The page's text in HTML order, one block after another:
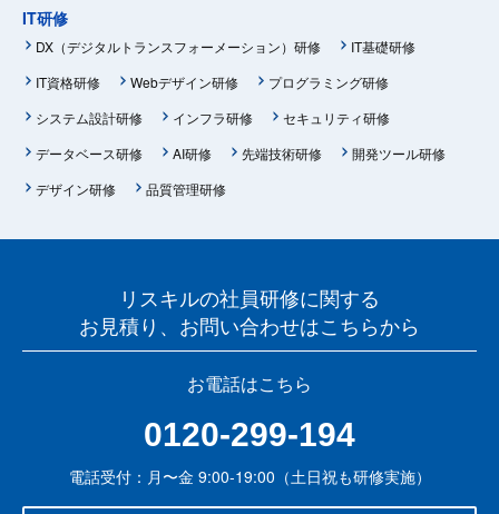
IT研修
DX（デジタルトランスフォーメーション）研修
IT基礎研修
IT資格研修
Webデザイン研修
プログラミング研修
システム設計研修
インフラ研修
セキュリティ研修
データベース研修
AI研修 先端技術研修
開発ツール研修
デザイン研修
品質管理研修
リスキルの社員研修に関する
お見積り、お問い合わせはこちらから
お電話はこちら
0120-299-194
電話受付：月〜金 9:00-19:00（土日祝も研修実施）